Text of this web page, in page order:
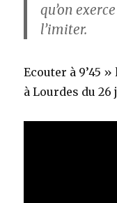
qu’on
l’imiter.
Ecouter à 9’45
à Lourdes du 26